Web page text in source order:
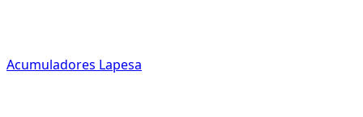
Acumuladores Lapesa